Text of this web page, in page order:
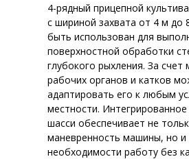
4-рядный прицепной
с шириной захвата от 4 м до
быть использован для
поверхностной обработки
глубокого рыхления. За счет
рабочих органов и катков
адаптировать его к любым
местности.
шасси обеспечивает не
маневренность машины, но и
необходимости работу без